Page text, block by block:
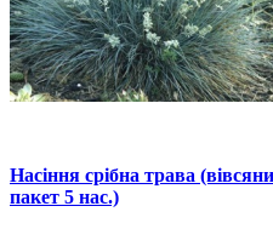
Насіння срібна трава
пакет 5 нас.)